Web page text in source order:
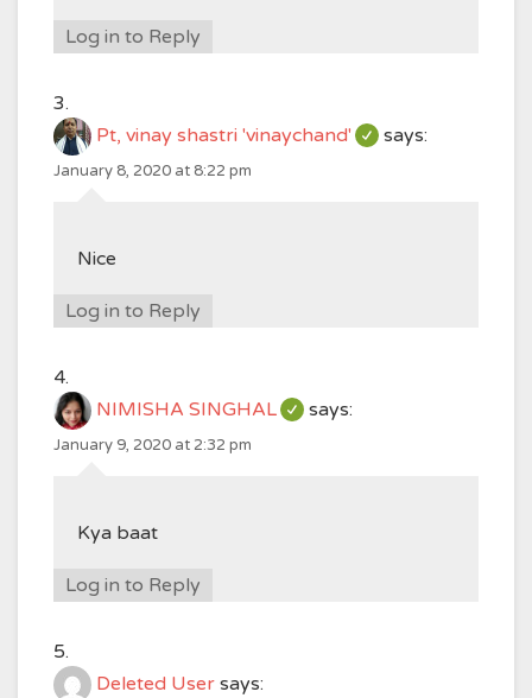
Log in to Reply
Pt, vinay shastri 'vinaychand' says:
January 8, 2020 at 8:22 pm
Nice
Log in to Reply
NIMISHA SINGHAL says:
January 9, 2020 at 2:32 pm
Kya baat
Log in to Reply
Deleted User says: